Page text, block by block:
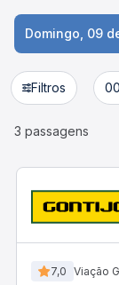
Domingo, 09
Filtros
3 passagens
7,0 Viação